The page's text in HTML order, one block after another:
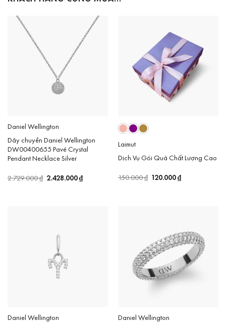
Daniel Wellington
Dây chuyền Daniel Wellington
DW00400655 Pavé Crystal
Pendant Necklace Silver
2.729.000₫ Giá
2.428.000₫
Laimut
Dịch Vụ Gói Quà Chất Lượng Cao
150.000₫ Giá
120.000₫
Daniel Wellington
Daniel Wellington